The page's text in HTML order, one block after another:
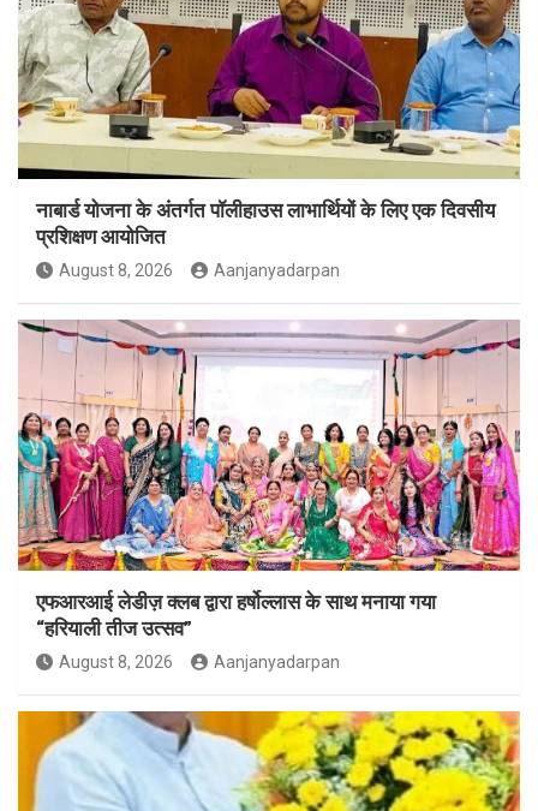
नाबार्ड योजना के अंतर्गत पॉलीहाउस लाभार्थियों के लिए एक दिवसीय
प्रशिक्षण आयोजित
August 8, 2026 Aanjanyadarpan
एफआरआई लेडीज़ क्लब द्वारा हर्षोल्लास के साथ मनाया गया
“हरियाली तीज उत्सव”
August 8, 2026 Aanjanyadarpan